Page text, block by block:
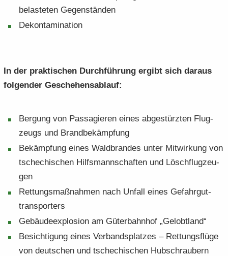
be­las­te­ten Ge­gen­stän­den
De­kon­ta­mi­na­ti­on
In der prak­ti­schen Durch­füh­rung er­gibt sich dar­aus
fol­gen­der Ge­sche­hens­ab­lauf:
Ber­gung von Pas­sa­gie­ren eines ab­ge­stürz­ten Flug­
zeugs und Brand­be­kämp­fung
Be­kämp­fung eines Wald­bran­des unter Mit­wir­kung von
tsche­chi­schen Hilfs­mann­schaf­ten und Lösch­flug­zeu­
gen
Ret­tungs­maß­nah­men nach Un­fall eines Ge­fahr­gut­
trans­por­ters
Ge­bäu­de­ex­plo­si­on am Gü­ter­bahn­hof „Ge­lobt­land“
Be­sich­ti­gung eines Ver­bands­plat­zes – Ret­tungs­flü­ge
von deut­schen und tsche­chi­schen Hub­schrau­bern